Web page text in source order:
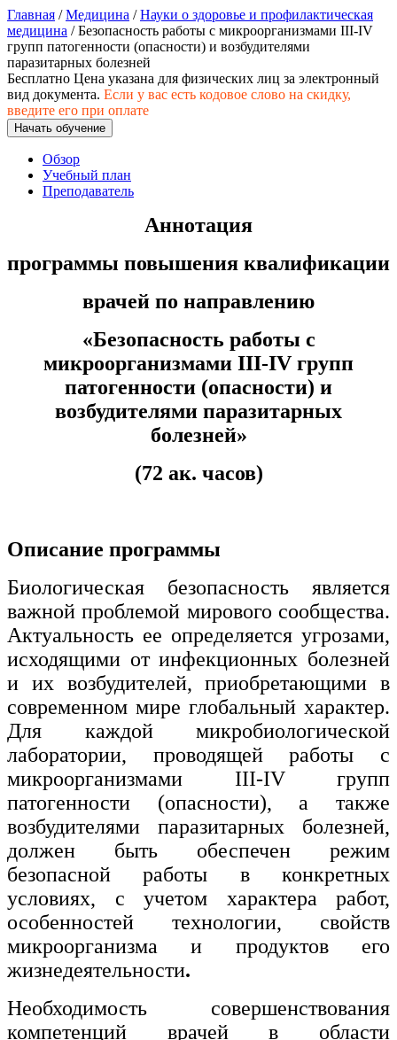
Техника и технологии наземного
транспорта
Техника и технологии строительства
Ядерная энергетика и технологии
Физкультура и спорт
Сервис и туризм
Изобразительное и прикладные виды
Средства массовой информации и
информативно-библиотечное дело
Управление в технических системах
Ветеринария и зоотехника
Подготовка к периодической
Дополнительные Услуги
Главная /Медицина /Науки о здоровье и профилактическая
медицина / Безопасность работы с микроорганизмами III-IV
групп патогенности (опасности) и возбудителями
паразитарных болезней
Бесплатно Цена указана для физических лиц за электронный
вид документа. Если у вас есть кодовое слово на скидку,
введите его при оплате
Начать обучение
Обзор
Учебный план
Преподаватель
Аннотация
программы повышения квалификации
врачей по направлению
«Безопасность работы с
микроорганизмами III-IV групп
патогенности (опасности) и
возбудителями паразитарных
болезней»
(72 ак. часов)
Описание программы
Биологическая безопасность является
важной проблемой мирового сообщества.
Актуальность ее определяется угрозами,
исходящими от инфекционных болезней
и их возбудителей, приобретающими в
современном мире глобальный характер.
Для каждой микробиологической
лаборатории, проводящей работы с
микроорганизмами III-IV групп
патогенности (опасности), а также
возбудителями паразитарных болезней,
должен быть обеспечен режим
безопасной работы в конкретных
условиях, с учетом характера работ,
особенностей технологии, свойств
микроорганизма и продуктов его
жизнедеятельности.
Необходимость совершенствования
компетенций врачей в области